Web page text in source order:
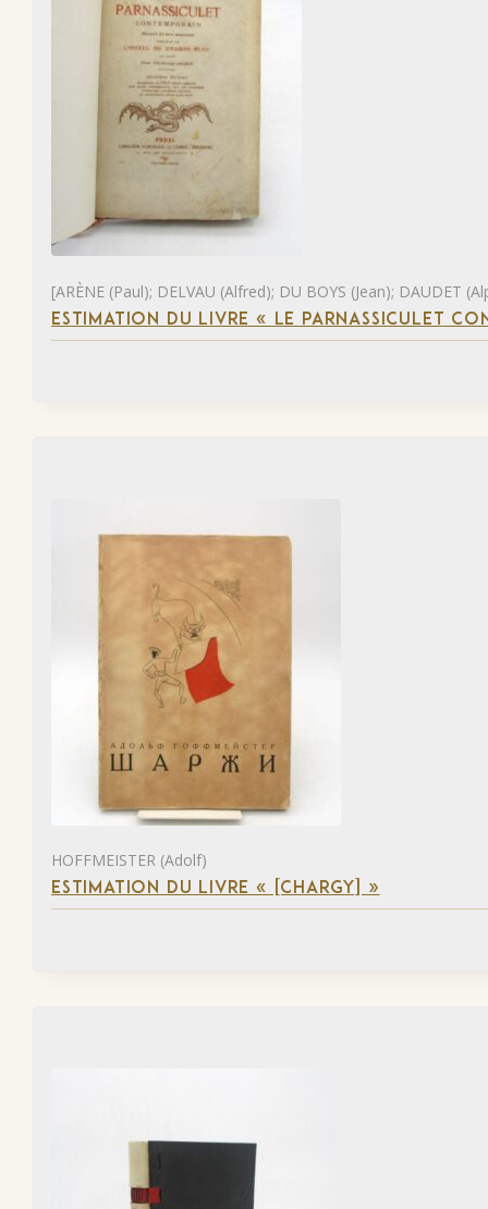
[ARÈNE (Paul); DELVAU (Alfred); DU BOYS (Jean); DAUDET
ESTIMATION DU LIVRE « LE PARNASSICULET
HOFFMEISTER (Adolf)
ESTIMATION DU LIVRE « [CHARGY] »